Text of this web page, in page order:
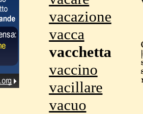
vacazione
vacca
vacchetta
vaccino
vacillare
vacuo